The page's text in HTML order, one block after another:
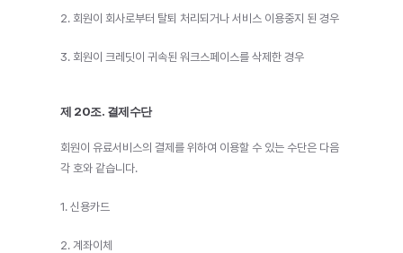
2. 회원이 회사로부터 탈퇴 처리되거나 서비스 이용중지 된 경우
3. 회원이 크레딧이 귀속된 워크스페이스를 삭제한 경우
제 20조. 결제수단
회원이 유료서비스의 결제를 위하여 이용할 수 있는 수단은 다음
각 호와 같습니다.
1. 신용카드
2. 계좌이체